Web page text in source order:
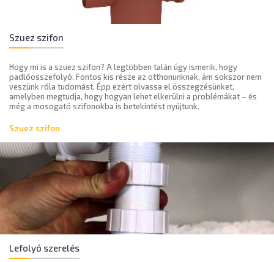
Szuez szifon
Hogy mi is a szuez szifon? A legtöbben talán úgy ismerik, hogy
padlóösszefolyó. Fontos kis része az otthonunknak, ám sokszor nem
veszünk róla tudomást. Épp ezért olvassa el összegzésünket,
amelyben megtudja, hogy hogyan lehet elkerülni a problémákat – és
még a mosogató szifonokba is betekintést nyújtunk.
Szuez szifon
Lefolyó szerelés